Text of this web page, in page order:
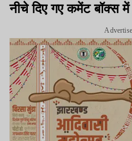
नीचे दिए गए कमेंट बॉक्स